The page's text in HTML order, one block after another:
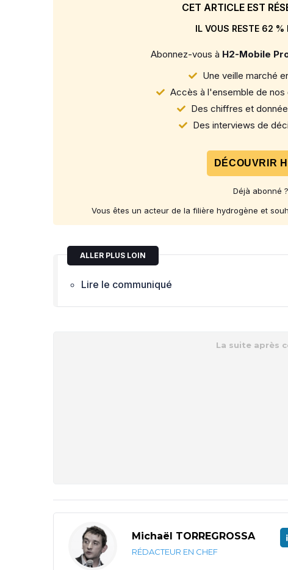
CET ARTICLE EST
IL VOUS RESTE 62 %
Abonnez-vous à H2-Mobile
Une veille marché
Accès à l'ensemble de nos
Des chiffres et
Des interviews de
DÉCOUVRIR
Déjà abonné ?
Vous êtes un acteur de la filière hydrogène et
ALLER PLUS LOIN
Lire le communiqué
Michaël TORREGROSSA
RÉDACTEUR EN CHEF